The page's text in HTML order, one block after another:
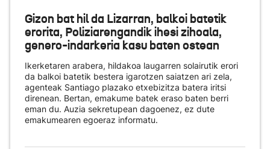
Gizon bat hil da Lizarran, balkoi batetik
erorita, Poliziarengandik ihesi zihoala,
genero-indarkeria kasu baten ostean
Ikerketaren arabera, hildakoa laugarren solairutik erori
da balkoi batetik bestera igarotzen saiatzen ari zela,
agenteak Santiago plazako etxebizitza batera iritsi
direnean. Bertan, emakume batek eraso baten berri
eman du. Auzia sekretupean dagoenez, ez dute
emakumearen egoeraz informatu.